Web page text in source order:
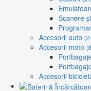
Scanere
Accesorii auto
Accesorii moto
Accesorii